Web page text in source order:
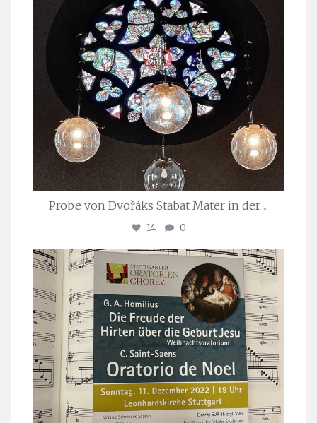
Probe von Dvořáks Stabat Mater in der ...
14 0
stuttgarter_oratorienchor
Nov. 29